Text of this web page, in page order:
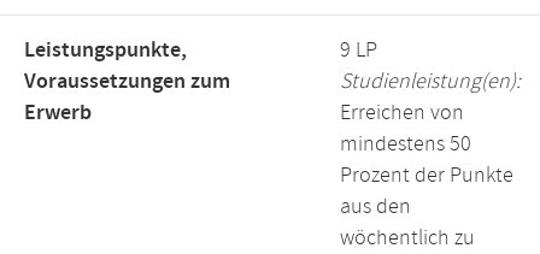
Leistungspunkte,
Voraussetzungen zum
Erwerb
9 LP
Studienleistung(en):
Erreichen von
mindestens 50
Prozent der Punkte
aus den
wöchentlich zu